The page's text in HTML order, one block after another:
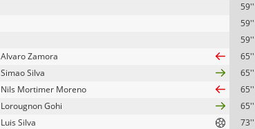
59''
59''
59''
Alvaro Zamora
65''
Simao Silva
65''
Nils Mortimer Moreno
65''
Lorougnon Gohi
65''
Luis Silva
73''